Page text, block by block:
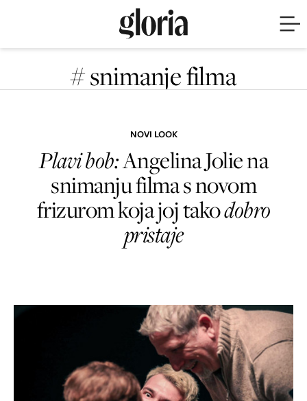
# snimanje filma
NOVI LOOK
Plavi bob:Angelina Jolie na
snimanju filma s novom
frizurom koja joj takodobro
pristaje